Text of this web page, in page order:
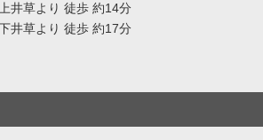
井草より 徒歩 約14分
井草より 徒歩 約17分